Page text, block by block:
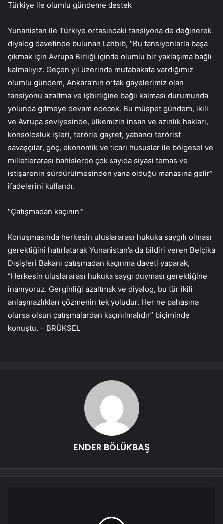
Türkiye ile olumlu gündeme destek
Yunanistan ile Türkiye ortasındaki tansiyona de değinerek
diyalog davetinde bulunan Lahbib, “Bu tansiyonlarla başa
çıkmak için Avrupa Birliği içinde olumlu bir yaklaşıma bağlı
kalmalıyız. Geçen yıl üzerinde mutabakata vardığımız
olumlu gündem, Ankara’nın ortak gayelerimiz olan
tansiyonu azaltma ve işbirliğine bağlı kalması durumunda
yolunda gitmeye devam edecek. Bu müspet gündem, ikili
ve Avrupa seviyesinde, ülkemizin insan ve azınlık hakları,
konsolosluk işleri, terörle gayret, yabancı terörist
savaşçılar, göç, ekonomik ve ticari hususlar ile bölgesel ve
milletlerarası bahislerde çok sayıda siyasi temas ve
istişarenin sürdürülmesinden yana olduğu manasına gelir”
ifadelerini kullandı.
“Çatışmadan kaçının'”
Konuşmasında herkesin uluslararası hukuka saygılı olması
gerektiğini hatırlatarak Yunanistan’a da bildiri veren Belçika
Dışişleri Bakanı çatışmadan kaçınma daveti yaparak,
“Herkesin uluslararası hukuka saygı duyması gerektiğine
inanıyoruz. Gerginliği azaltmak ve diyalog, bu tür ikili
anlaşmazlıkları çözmenin tek yoludur. Her ne pahasına
olursa olsun çatışmalardan kaçınılmalıdır” biçiminde
konuştu. – BRÜKSEL
ENDER BÖLÜKBAŞ